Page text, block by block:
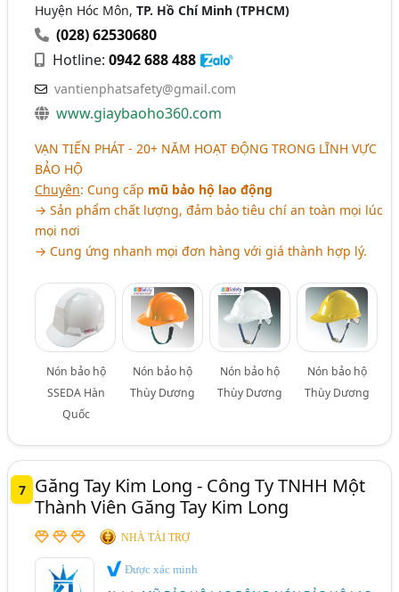
Huyện Hóc Môn,TP. Hồ Chí Minh (TPHCM)
(028) 62530680
Hotline:0942 688 488
vantienphatsafety@gmail.com
www.giaybaoho360.com
VẠN TIẾN PHÁT - 20+ NĂM HOẠT ĐỘNG TRONG LĨNH VỰC
BẢO HỘ
Chuyên: Cung cấp mũ bảo hộ lao động
→ Sản phẩm chất lượng, đảm bảo tiêu chí an toàn mọi lúc
mọi nơi
→ Cung ứng nhanh mọi đơn hàng với giá thành hợp lý.
Nón bảo hộ
SSEDA Hàn
Quốc
Nón bảo hộ
Thùy Dương
Nón bảo hộ
Thùy Dương
Nón bảo hộ
Thùy Dương
7
Găng Tay Kim Long - Công Ty TNHH Một
Thành Viên Găng Tay Kim Long
NHÀ TÀI TRỢ
Được xác minh